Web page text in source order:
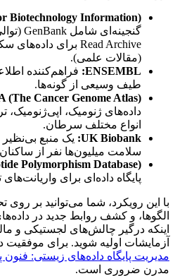
Biotechnology Information):
(مقالات علمی).
ENSEMBL: فراهم‌کننده
طیف وسیعی از گونه‌ها.
(The Cancer Genome Atlas):
داده‌های ژنومیک، اپی‌ژنومیک،
انواع مختلف سرطان.
UK Biobank: یک منبع
سلامت میلیون‌ها نفر از ساکنان
Polymorphism Database):
پایگاه داده‌ای برای واریانت‌های
با این رویکرد، شما می‌توانید بر روی
الگوها، و کشف روابط جدید در
اینکه درگیر چالش‌های لجستیکی و
آزمایشات اولیه شوید. برای موفقیت
مدیریت پایگاه داده‌های زیستی: فنون
مدرن ضروری است.